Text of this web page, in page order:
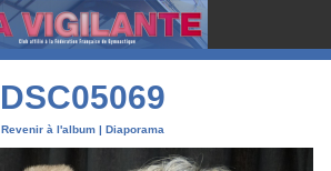
DSC05069
Revenir à l'album | Diaporama